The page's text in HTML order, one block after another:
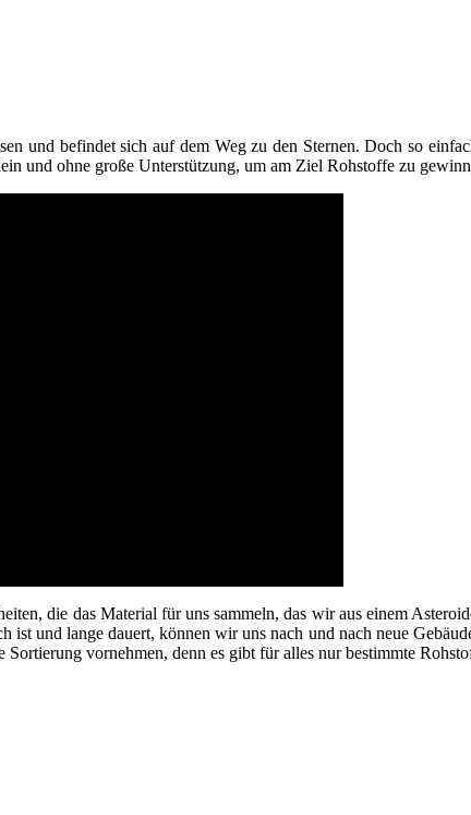
und befindet sich auf dem Weg zu den Sternen. Doch so
und ohne große Unterstützung, um am Ziel Rohstoffe zu
die das Material für uns sammeln, das wir aus einem
ist und lange dauert, können wir uns nach und nach neue
vornehmen, denn es gibt für alles nur bestimmte